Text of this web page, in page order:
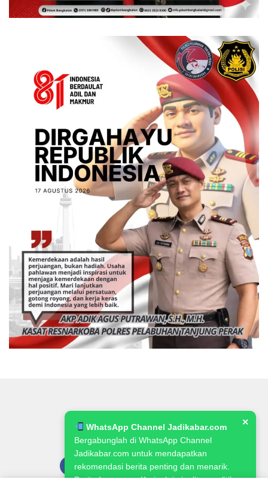
WhatsApp Channel Jadikabar.com
Bergabunglah di WhatsApp Channel
Jadikabar.com untuk mendapatkan
rekomendasi berita penting dan menarik.
Berita Lowongan Kerja, kriminalitas, politik,
✕